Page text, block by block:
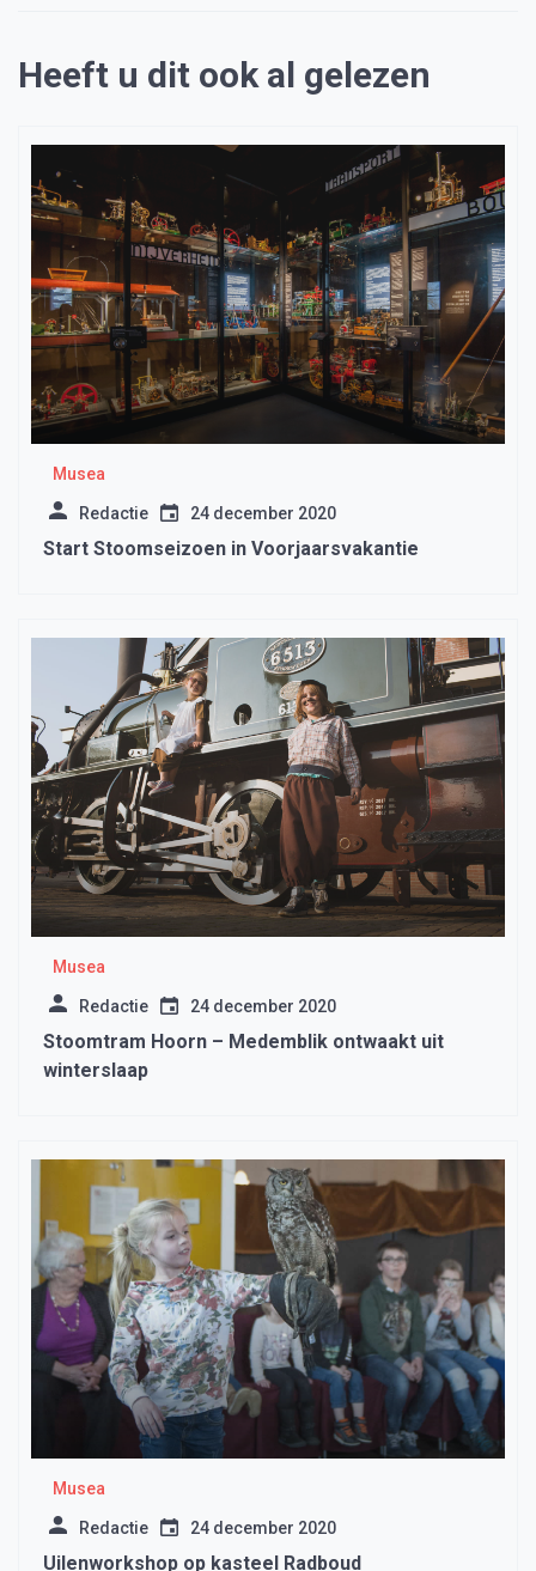
Heeft u dit ook al gelezen
Musea
Redactie 24 december 2020
Start Stoomseizoen in Voorjaarsvakantie
Musea
Redactie 24 december 2020
Stoomtram Hoorn – Medemblik ontwaakt uit
winterslaap
Musea
Redactie 24 december 2020
Uilenworkshop op kasteel Radboud